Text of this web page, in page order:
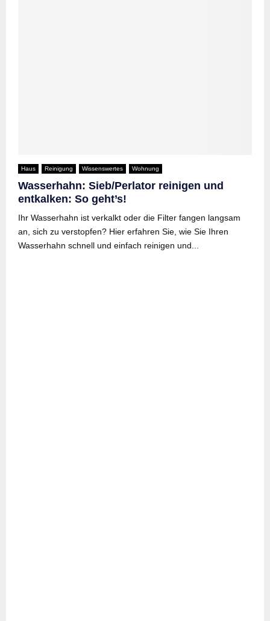
Haus Reinigung Wissenswertes Wohnung
Wasserhahn: Sieb/Perlator reinigen und
entkalken: So geht’s!
Ihr Wasserhahn ist verkalkt oder die Filter fangen langsam
an, sich zu verstopfen? Hier erfahren Sie, wie Sie Ihren
Wasserhahn schnell und einfach reinigen und...